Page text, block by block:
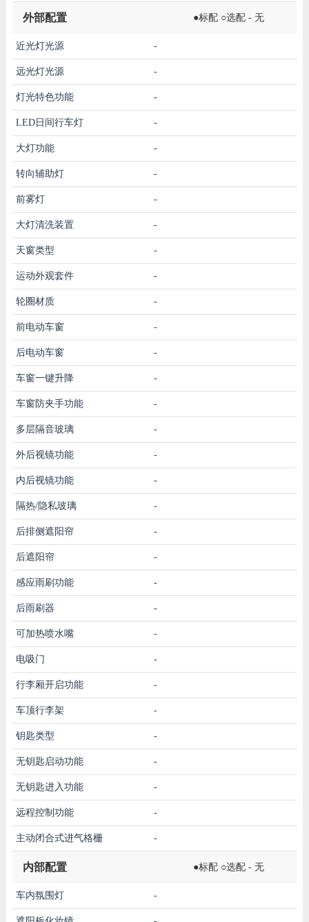
外部配置 ●标配 ○选配 - 无
近光灯光源 -
远光灯光源 -
灯光特色功能 -
LED日间行车灯 -
大灯功能 -
转向辅助灯 -
前雾灯 -
大灯清洗装置 -
天窗类型 -
运动外观套件 -
轮圈材质 -
前电动车窗 -
后电动车窗 -
车窗一键升降 -
车窗防夹手功能 -
多层隔音玻璃 -
外后视镜功能 -
内后视镜功能 -
隔热/隐私玻璃 -
后排侧遮阳帘 -
后遮阳帘 -
感应雨刷功能 -
后雨刷器 -
可加热喷水嘴 -
电吸门 -
行李厢开启功能 -
车顶行李架 -
钥匙类型 -
无钥匙启动功能 -
无钥匙进入功能 -
远程控制功能 -
主动闭合式进气格栅 -
内部配置 ●标配 ○选配 - 无
车内氛围灯 -